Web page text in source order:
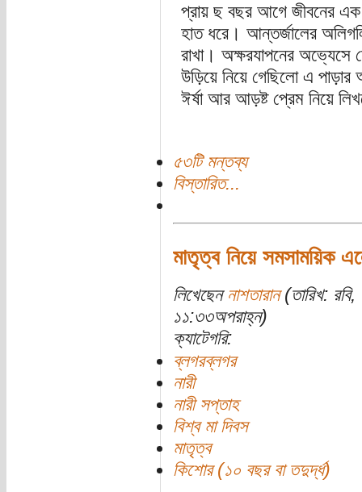
প্রায় ছ বছর আগে জীবনের এক
হাত ধরে। আন্তর্জালের
রাখা। অক্ষরযাপনের অভ্যেসে
উড়িয়ে নিয়ে গেছিলো এ পাড়ার
ঈর্ষা আর আড়ষ্ট প্রেম নিয়ে
৫৩টি মন্তব্য
বিস্তারিত...
মাতৃত্ব নিয়ে সমসাময়িক
লিখেছেন নাশতারান(তারিখ:
১১:৩৩অপরাহ্ন)
ক্যাটেগরি:
ব্লগরব্লগর
নারী
নারী সপ্তাহ
বিশ্ব মা দিবস
মাতৃত্ব
কিশোর (১০ বছর বা তদুর্দ্ধ)